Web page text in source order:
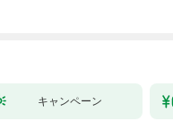
キャンペーン